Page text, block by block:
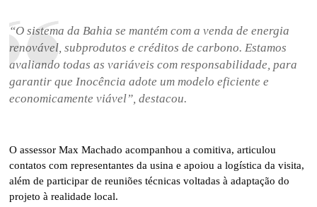
“O sistema da Bahia se mantém com a venda de energia
renovável, subprodutos e créditos de carbono. Estamos
avaliando todas as variáveis com responsabilidade, para
garantir que Inocência adote um modelo eficiente e
economicamente viável”, destacou.
O assessor Max Machado acompanhou a comitiva, articulou
contatos com representantes da usina e apoiou a logística da visita,
além de participar de reuniões técnicas voltadas à adaptação do
projeto à realidade local.